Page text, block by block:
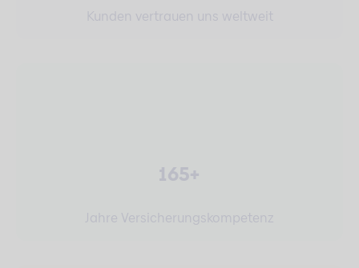
Kunden vertrauen uns weltweit
165+
Jahre Versicherungskompetenz